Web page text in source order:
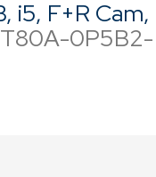
i5, F+R Cam,
0P5B2-